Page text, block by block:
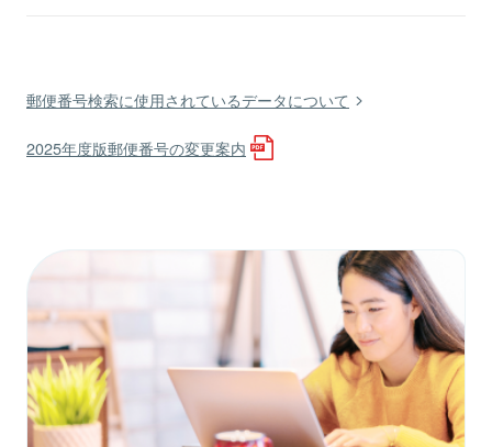
郵便番号検索に使用されているデータについて
2025年度版郵便番号の変更案内